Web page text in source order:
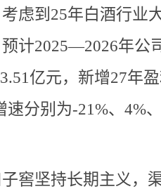
虑到25年白酒行业
计2025—2026年公
亿元，新增27年
速分别为-21%、4%
窖坚持长期主义，